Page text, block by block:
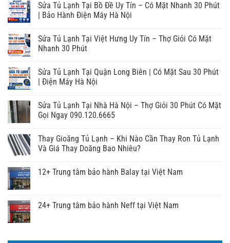
Sửa Tủ Lạnh Tại Bồ Đề Uy Tín – Có Mặt Nhanh 30 Phút
| Bảo Hành Điện Máy Hà Nội
Sửa Tủ Lạnh Tại Việt Hưng Uy Tín – Thợ Giỏi Có Mặt
Nhanh 30 Phút
Sửa Tủ Lạnh Tại Quận Long Biên | Có Mặt Sau 30 Phút
| Điện Máy Hà Nội
Sửa Tủ Lạnh Tại Nhà Hà Nội – Thợ Giỏi 30 Phút Có Mặt
Gọi Ngay 090.120.6665
Thay Gioăng Tủ Lạnh – Khi Nào Cần Thay Ron Tủ Lạnh
Và Giá Thay Doăng Bao Nhiêu?
12+ Trung tâm bảo hành Balay tại Việt Nam
24+ Trung tâm bảo hành Neff tại Việt Nam